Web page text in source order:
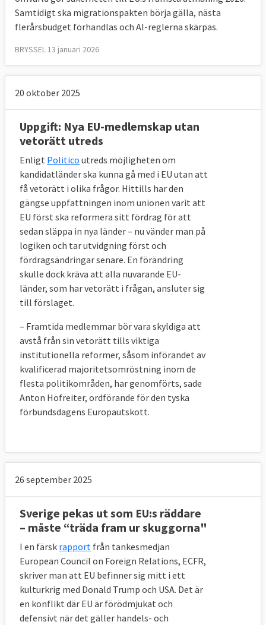
Samtidigt ska migrationspakten börja gälla, nästa
flerårsbudget förhandlas och AI-reglerna skärpas.
BRYSSEL 13 januari 2026
20 oktober 2025
Uppgift: Nya EU-medlemskap utan
vetorätt utreds
Enligt Politico utreds möjligheten om
kandidatländer ska kunna gå med i EU utan att
få vetorätt i olika frågor. Hittills har den
gängse uppfattningen inom unionen varit att
EU först ska reformera sitt fördrag för att
sedan släppa in nya länder – nu vänder man på
logiken och tar utvidgning först och
fördragsändringar senare. En förändring
skulle dock kräva att alla nuvarande EU-
länder, som har vetorätt i frågan, ansluter sig
till förslaget.
– Framtida medlemmar bör vara skyldiga att
avstå från sin vetorätt tills viktiga
institutionella reformer, såsom införandet av
kvalificerad majoritetsomröstning inom de
flesta politikområden, har genomförts, sade
Anton Hofreiter, ordförande för den tyska
förbundsdagens Europautskott.
26 september 2025
Sverige pekas ut som EU:s räddare
– måste “träda fram ur skuggorna"
I en färsk rapport från tankesmedjan
European Council on Foreign Relations, ECFR,
skriver man att EU befinner sig mitt i ett
kulturkrig med Donald Trump och USA. Det är
en konflikt där EU är förödmjukat och
defensivt när det gäller handels- och